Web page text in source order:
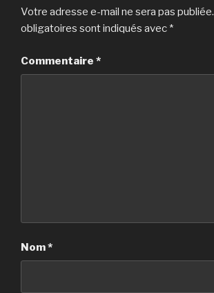
Votre adresse e-mail ne sera pas publiée.
obligatoires sont indiqués avec *
Commentaire *
Nom*